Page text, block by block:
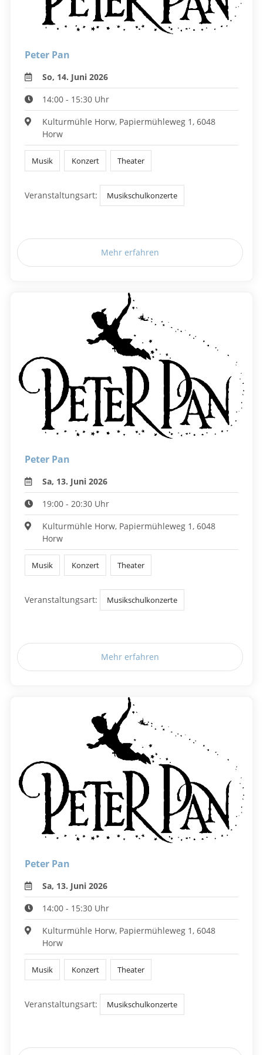
Peter Pan
So, 14. Juni 2026
14:00 - 15:30 Uhr
Kulturmühle Horw, Papiermühleweg 1, 6048
Horw
Musik Konzert Theater
Veranstaltungsart: Musikschulkonzerte
Mehr erfahren
Peter Pan
Sa, 13. Juni 2026
19:00 - 20:30 Uhr
Kulturmühle Horw, Papiermühleweg 1, 6048
Horw
Musik Konzert Theater
Veranstaltungsart: Musikschulkonzerte
Mehr erfahren
Peter Pan
Sa, 13. Juni 2026
14:00 - 15:30 Uhr
Kulturmühle Horw, Papiermühleweg 1, 6048
Horw
Musik Konzert Theater
Veranstaltungsart: Musikschulkonzerte